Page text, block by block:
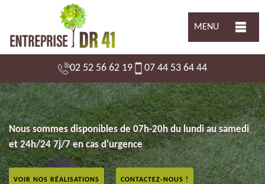
MENU
02 52 56 62 19 07 44 53 64 44
Nous sommes disponibles de 07h-20h du lundi au samedi
et 24h/24 7j/7 en cas d'urgence
VOIR NOS RÉALISATIONS CONTACTEZ-NOUS !